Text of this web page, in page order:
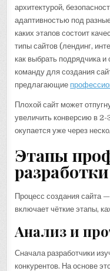
архитектурой,
адаптивностью под
каких этапов состоит
типы сайтов (лендинг,
как выбрать подрядчика
команду для создания
предлагающие
Плохой сайт может
увеличить конверсию в
окупается уже через
Этапы
Процесс создания сайта
включает чёткие этапы,
Анализ и
Сначала разработчики
конкурентов. На основе